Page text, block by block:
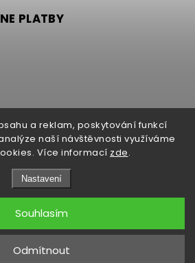
a reklam, poskytování funkcí
naší návštěvnosti využíváme
Více informací zde.
Nastavení
Odmítnout
Souhlasím
PLATBY
MALLER. Všechna práva vyhrazena.
nastavení cookies
vytvořil a nakódoval